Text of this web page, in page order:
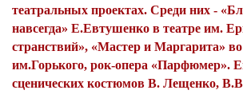
театральных проектах. Среди них -
навсегда» Е.Евтушенко в театре им.
странствий», «Мастер и Маргарита»
им.Горького, рок-опера «Парфюмер».
сценических костюмов В. Лещенко,